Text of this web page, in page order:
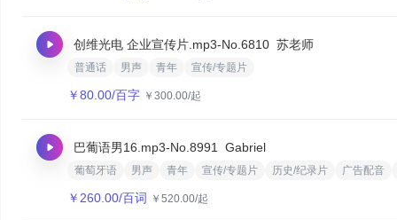
创维光电 企业宣传片.mp3-No.6810 苏老师
普通话 男声 青年 宣传/专题片
￥80.00/百字 ￥ 300.00/起
巴葡语男16.mp3-No.8991 Gabriel
葡萄牙语 男声 青年 宣传/专题片 历史/纪录片 广告配音
￥ 260.00/百词 ￥ 520.00/起